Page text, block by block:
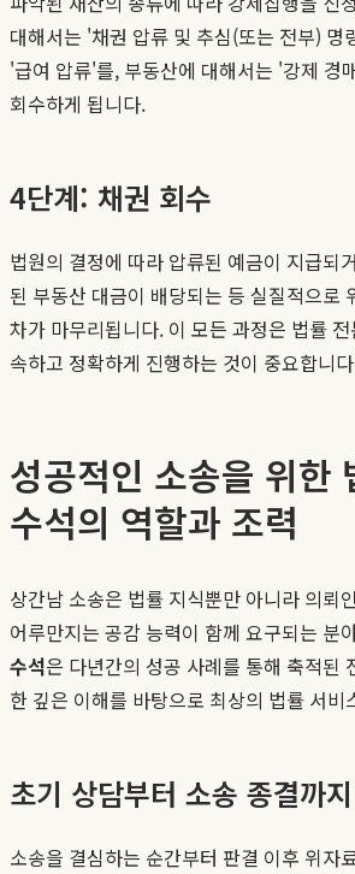
대해서는 '채권 압류 및 추심(또는 전부) 명
'급여 압류'를, 부동산에 대해서는 '강제 경
회수하게 됩니다.
4단계: 채권 회수
법원의 결정에 따라 압류된 예금이 지급되
된 부동산 대금이 배당되는 등 실질적으로
차가 마무리됩니다. 이 모든 과정은 법률
속하고 정확하게 진행하는 것이 중요합니
성공적인 소송을 위한
수석의 역할과 조력
상간남 소송은 법률 지식뿐만 아니라 의뢰
어루만지는 공감 능력이 함께 요구되는 분
수석은 다년간의 성공 사례를 통해 축적된
한 깊은 이해를 바탕으로 최상의 법률 서비
초기 상담부터 소송 종결까
소송을 결심하는 순간부터 판결 이후 위자